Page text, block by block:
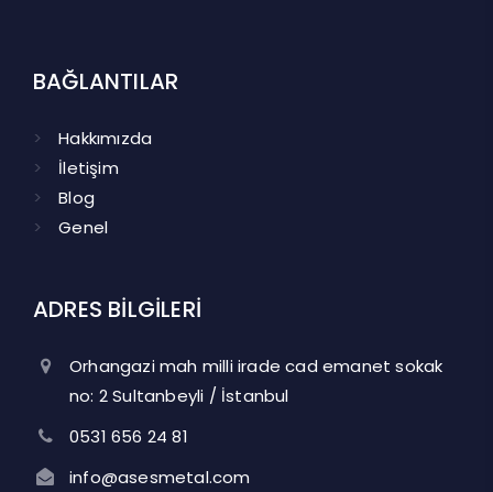
BAĞLANTILAR
Hakkımızda
İletişim
Blog
Genel
ADRES BİLGİLERİ
Orhangazi mah milli irade cad emanet sokak
no: 2 Sultanbeyli / İstanbul
0531 656 24 81
info@asesmetal.com